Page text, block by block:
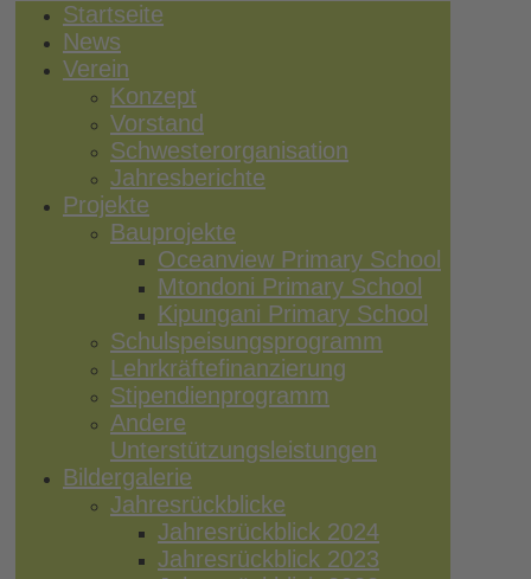
Startseite
News
Verein
Konzept
Vorstand
Schwesterorganisation
Jahresberichte
Projekte
Bauprojekte
Oceanview Primary School
Mtondoni Primary School
Kipungani Primary School
Schulspeisungsprogramm
Lehrkräftefinanzierung
Stipendienprogramm
Andere
Unterstützungsleistungen
Bildergalerie
Jahresrückblicke
Jahresrückblick 2024
Jahresrückblick 2023